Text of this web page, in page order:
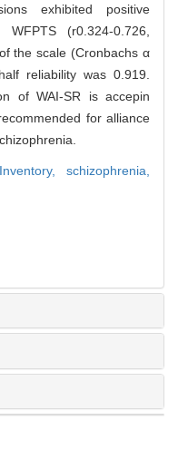
exhibited positive
(r0.324-0.726,
the scale (Cronbachs α
reliability was 0.919.
of WAI-SR is accepin
for alliance
schizophrenia,